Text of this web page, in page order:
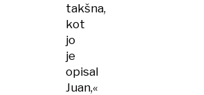
takšna,
kot
jo
je
opisal
Juan,«